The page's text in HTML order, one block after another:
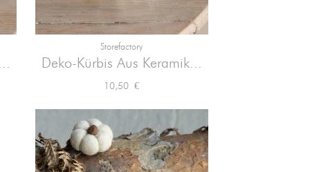
Storefactory
Deko-Kürbis Aus Keramik...
Preis
10,50 €
 Vorschau